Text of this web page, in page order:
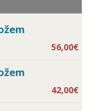
56,00€
42,00€